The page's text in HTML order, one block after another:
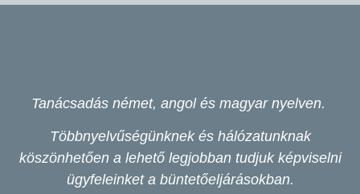
Tanácsadás német, angol és magyar nyelven.
Többnyelvűségünknek és hálózatunknak
köszönhetően a lehető legjobban tudjuk képviselni
ügyfeleinket a büntetőeljárásokban.